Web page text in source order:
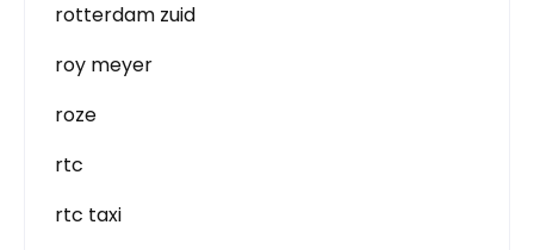
rotterdam zuid
roy meyer
roze
rtc
rtc taxi